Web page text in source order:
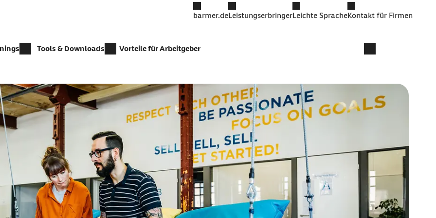
barmer.deLeistungserbringerLeichte SpracheKontakt für Firmen
Tools & Downloads Vorteile für Arbeitgeber